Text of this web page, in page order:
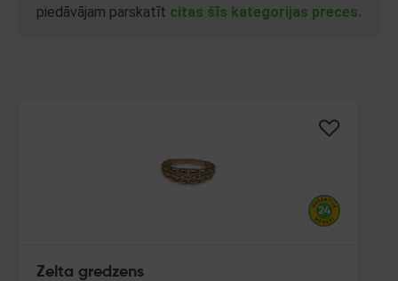
piedāvājam parskatīt citas šīs kategorijas preces.
Zelta gredzens